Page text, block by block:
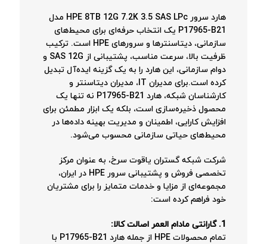
هارد سرور HPE 8TB 12G 7.2K 3.5 SAS LPc مدل
P17965-B21 یک انتخاب حرفه‌ای برای محیط‌های
سازمانی، دیتاسنترها و سرورهای HPE است. ترکیب
ظرفیت بالا، سرعت مناسب، پشتیبانی از SAS 12G و
دوام سازمانی، این هارد را به یک گزینه ایده‌آل تبدیل
کرده است.برای مدیران IT، مدیران دیتاسنتر و
کارشناسان شبکه، هارد P17965-B21 نه تنها یک
محصول ذخیره‌سازی است، بلکه یک ابزار مطمئن برای
افزایش کارایی، اطمینان و مدیریت بهینه داده‌ها در
محیط‌های حیاتی سازمانی محسوب می‌شود.
شرکت شبکه گستران یاقوت سرخ، به عنوان مرکز
تخصصی فروش و پشتیبانی سرور HPE در ایران،
مجموعه‌ای از مزایا و خدمات متمایز را برای مشتریان
خود فراهم کرده است:
1. گارانتی مادام العمر اصالت کالا:
تمام محصولات HPE از جمله هارد P17965-B21 با